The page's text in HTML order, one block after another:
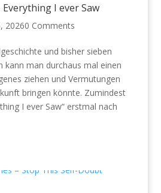
I ever Saw
20260 Comments
und bisher sieben
kann man durchaus mal einen
ziehen und Vermutungen
bringen könnte. Zumindest
I ever Saw“ erstmal nach